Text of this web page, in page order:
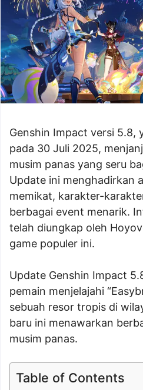
Genshin Impact versi 5.8,
pada 30 Juli 2025,
musim panas yang seru
Update ini menghadirkan
memikat, karakter-
berbagai event menarik.
telah diungkap oleh
game populer ini.
Update Genshin Impact
pemain menjelajahi
sebuah resor tropis di
baru ini menawarkan
musim panas.
Table of Contents